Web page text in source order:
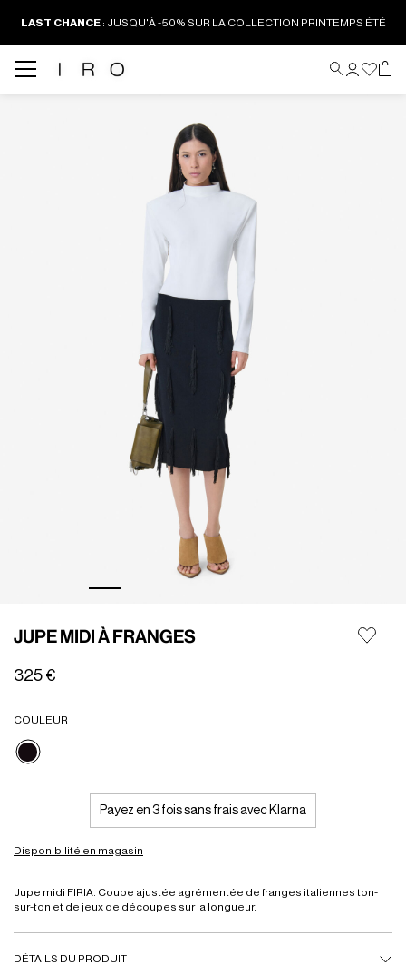
LAST CHANCE: JUSQU'À -50% SUR LA COLLECTION PRINTEMPS ÉTÉ
JUPE MIDI À FRANGES
325 €
COULEUR
Sélectionné
Payez en 3 fois sans frais avec Klarna
Disponibilité en magasin
Jupe midi FIRIA. Coupe ajustée agrémentée de franges italiennes ton-
sur-ton et de jeux de découpes sur la longueur.
DÉTAILS DU PRODUIT